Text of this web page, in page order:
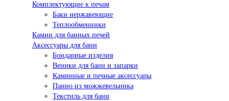
Комплектующие к печам
Баки нержавеющие
Теплообменники
Камни для банных печей
Аксессуары для бани
Бондарные изделия
Веники для бани и запарки
Каминные и печные аксессуары
Панно из можжевельника
Текстиль для бани